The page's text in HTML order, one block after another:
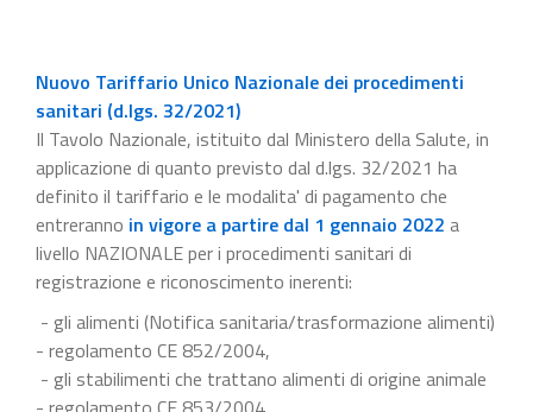
Nuovo Tariffario Unico Nazionale dei procedimenti
sanitari (d.lgs. 32/2021)
Il Tavolo Nazionale, istituito dal Ministero della Salute, in
applicazione di quanto previsto dal d.lgs. 32/2021 ha
definito il tariffario e le modalita' di pagamento che
entreranno in vigore a partire dal 1 gennaio 2022 a
livello NAZIONALE per i procedimenti sanitari di
registrazione e riconoscimento inerenti:
- gli alimenti (Notifica sanitaria/trasformazione alimenti)
- regolamento CE 852/2004,
- gli stabilimenti che trattano alimenti di origine animale